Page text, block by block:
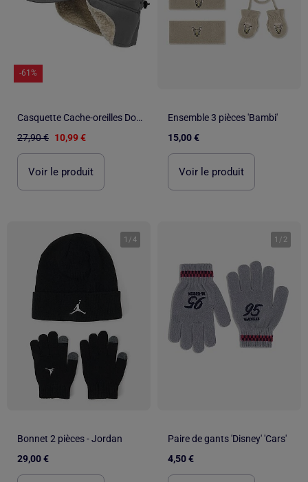
-61%
Casquette Cache-oreilles Doublée Sherpa - ATLAS FOR MEN
27,90 € 10,99 €
Voir le produit
Ensemble 3 pièces 'Bambi'
15,00 €
Voir le produit
1 /4
Bonnet 2 pièces - Jordan
29,00 €
1 / 2
Paire de gants 'Disney' 'Cars'
4,50 €